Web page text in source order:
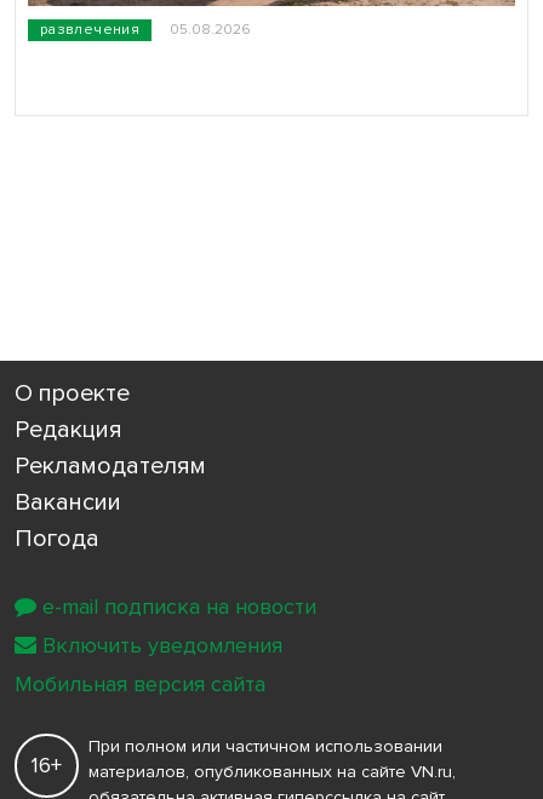
развлечения 05.08.2026
О проекте
Редакция
Рекламодателям
Вакансии
Погода
16+
При полном или частичном использовании
материалов, опубликованных на сайте VN.ru,
e-mail подписка на новости
Включить уведомления
Мобильная версия сайта